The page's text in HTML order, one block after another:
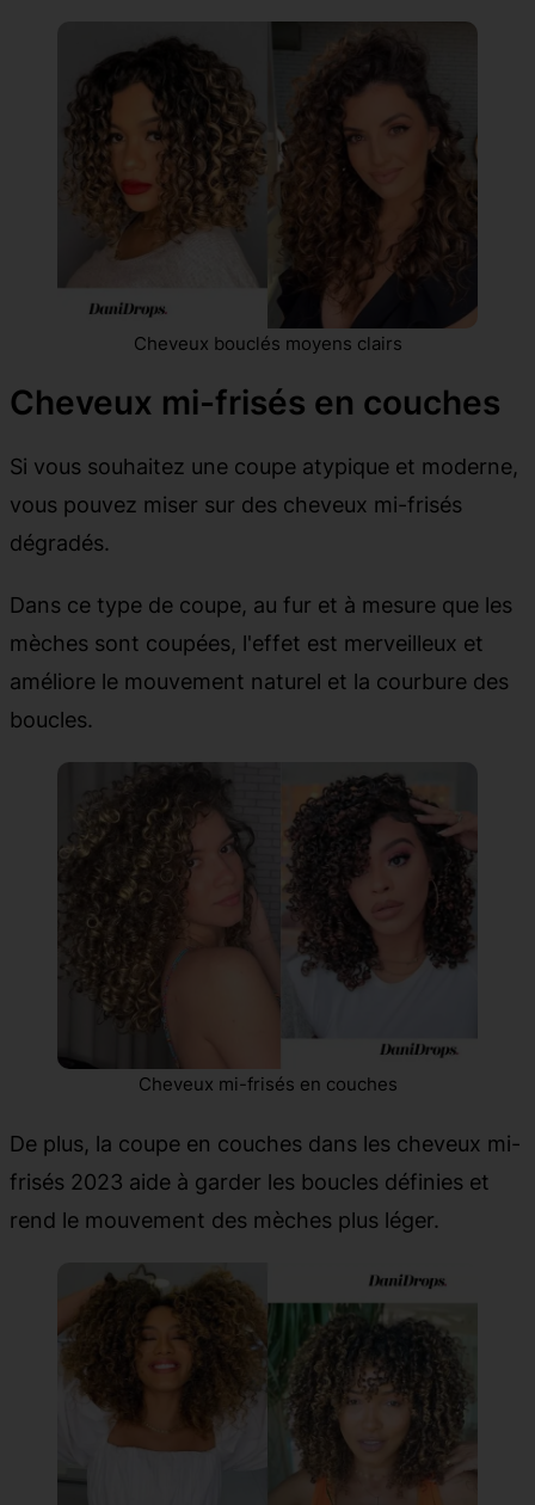
Cheveux bouclés moyens clairs
Cheveux mi-frisés en couches
Si vous souhaitez une coupe atypique et moderne,
vous pouvez miser sur des cheveux mi-frisés
dégradés.
Dans ce type de coupe, au fur et à mesure que les
mèches sont coupées, l'effet est merveilleux et
améliore le mouvement naturel et la courbure des
boucles.
Cheveux mi-frisés en couches
De plus, la coupe en couches dans les cheveux mi-
frisés 2023 aide à garder les boucles définies et
rend le mouvement des mèches plus léger.